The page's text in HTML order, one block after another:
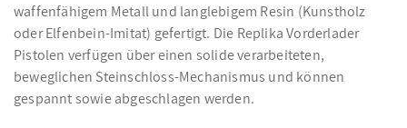
waffenfähigem Metall und langlebigem Resin (Kunstholz
oder Elfenbein-Imitat) gefertigt. Die Replika Vorderlader
Pistolen verfügen über einen solide verarbeiteten,
beweglichen Steinschloss-Mechanismus und können
gespannt sowie abgeschlagen werden.